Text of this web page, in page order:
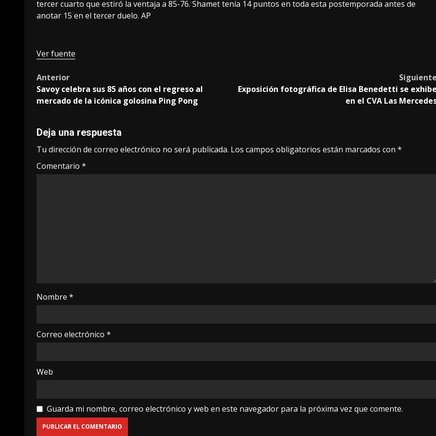
tercer cuarto que estiró la ventaja a 85-76. Shamet tenía 14 puntos en toda esta postemporada antes de
anotar 15 en el tercer duelo. AP
Ver fuente
Post
navigation
Anterior
Savoy celebra sus 85 años con el regreso al
mercado de la icónica golosina Ping Pong
Siguiente
Exposición fotográfica de Elisa Benedetti se exhibe
en el CVA Las
Deja una respuesta
Tu dirección de correo electrónico no será publicada. Los campos obligatorios están marcados con *
Comentario *
Nombre *
Correo electrónico *
Web
Guarda mi nombre, correo electrónico y web en este navegador para la próxima vez que comente.